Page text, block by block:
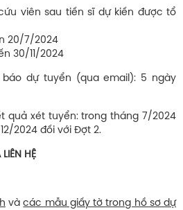
viên sau tiến sĩ dự kiến được tổ
20/7/2024
30/11/2024
báo dự tuyển (qua email): 5 ngày
quả xét tuyển: trong tháng 7/2024
2024 đối với Đợt 2.
HỆ
vàcác mẫu giấy tờ trong hồ sơ dự